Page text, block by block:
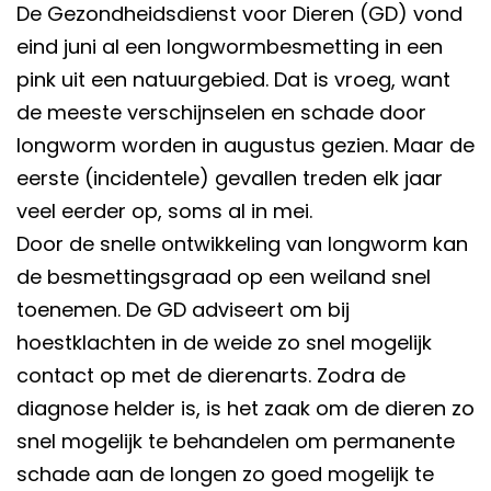
De Gezondheidsdienst voor Dieren (GD) vond
eind juni al een longwormbesmetting in een
pink uit een natuurgebied. Dat is vroeg, want
de meeste verschijnselen en schade door
longworm worden in augustus gezien. Maar de
eerste (incidentele) gevallen treden elk jaar
veel eerder op, soms al in mei.
Door de snelle ontwikkeling van longworm kan
de besmettingsgraad op een weiland snel
toenemen. De GD adviseert om bij
hoestklachten in de weide zo snel mogelijk
contact op met de dierenarts. Zodra de
diagnose helder is, is het zaak om de dieren zo
snel mogelijk te behandelen om permanente
schade aan de longen zo goed mogelijk te